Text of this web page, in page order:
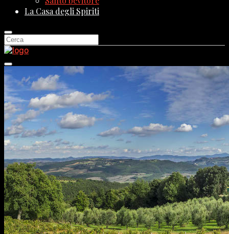
La Casa degli Spiriti